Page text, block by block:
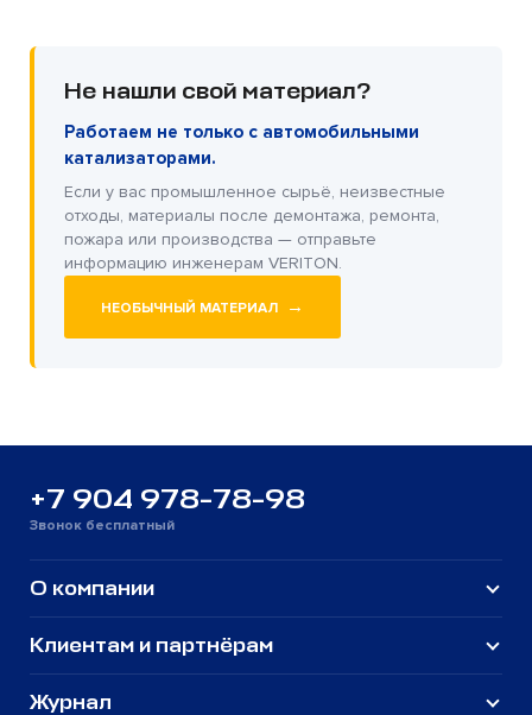
Не нашли свой материал?
Работаем не только с автомобильными
катализаторами.
Если у вас промышленное сырьё, неизвестные
отходы, материалы после демонтажа, ремонта,
пожара или производства — отправьте
информацию инженерам VERITON.
НЕОБЫЧНЫЙ МАТЕРИАЛ →
+7 904 978-78-98
Звонок бесплатный
О компании
Клиентам и партнёрам
Журнал